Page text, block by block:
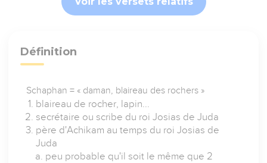
Définition
Schaphan = « daman, blaireau des rochers »
blaireau de rocher, lapin...
secrétaire ou scribe du roi Josias de Juda
père d'Achikam au temps du roi Josias de
Juda
peu probable qu'il soit le même que 2